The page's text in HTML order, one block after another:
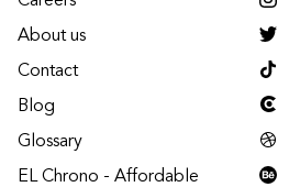
About us
Contact
Blog
Glossary
EL Chrono - Affordable